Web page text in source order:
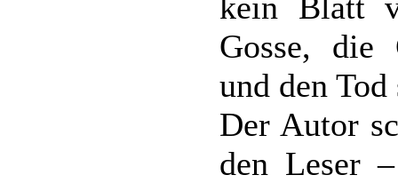
Gosse, die
und den
Der Autor
den Leser